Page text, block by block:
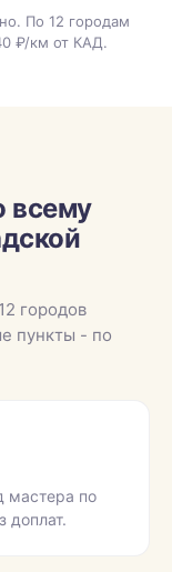
По 12 городам
₽/км от КАД.
всему
городов
пункты - по
мастера по
доплат.